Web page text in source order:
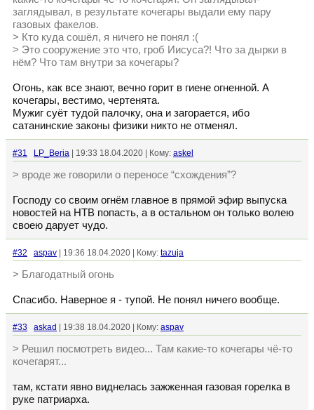
заглядывал, в результате кочегары выдали ему пару
газовых факелов.
> Кто куда сошёл, я ничего не понял :(
> Это сооружение это что, гроб Иисуса?! Что за дырки в
нём? Что там внутри за кочегары?
Огонь, как все знают, вечно горит в гиене огненной. А
кочегары, вестимо, чертенята.
Мужиг суёт тудой палочку, она и загорается, ибо
сатанинские законы физики никто не отменял.
#31 LP_Beria | 19:33 18.04.2020 | Кому: askel
> вроде же говорили о переносе “схождения”?
Господу со своим огнём главное в прямой эфир выпуска
новостей на НТВ попасть, а в остальном он только волею
своею дарует чудо.
#32 aspav | 19:36 18.04.2020 | Кому: tazuja
> Благодатный огонь
Спасибо. Наверное я - тупой. Не понял ничего вообще.
#33 askad | 19:38 18.04.2020 | Кому: aspav
> Решил посмотреть видео... Там какие-то кочегары чё-то
кочегарят...
там, кстати явно виднелась зажженная газовая горелка в
руке патриарха.